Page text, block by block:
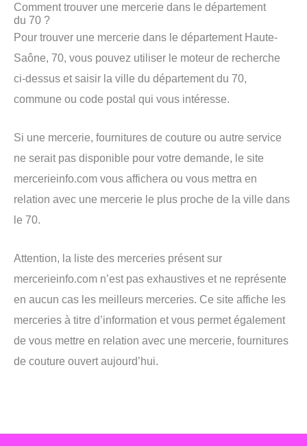
Comment trouver une mercerie dans le département
du 70 ?
Pour trouver une mercerie dans le département Haute-
Saône, 70, vous pouvez utiliser le moteur de recherche
ci-dessus et saisir la ville du département du 70,
commune ou code postal qui vous intéresse.
Si une mercerie, fournitures de couture ou autre service
ne serait pas disponible pour votre demande, le site
mercerieinfo.com vous affichera ou vous mettra en
relation avec une mercerie le plus proche de la ville dans
le 70.
Attention, la liste des merceries présent sur
mercerieinfo.com n’est pas exhaustives et ne représente
en aucun cas les meilleurs merceries. Ce site affiche les
merceries à titre d’information et vous permet également
de vous mettre en relation avec une mercerie, fournitures
de couture ouvert aujourd’hui.